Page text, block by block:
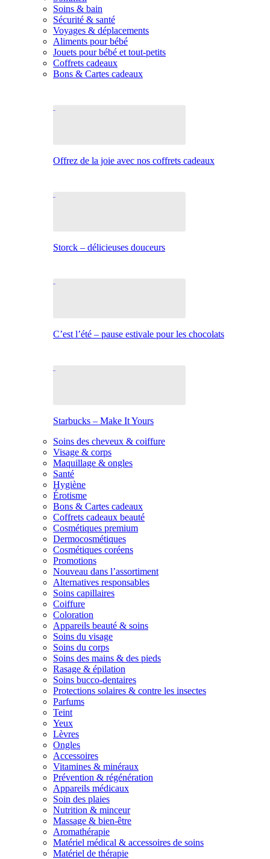
Soins & bain
Sécurité & santé
Voyages & déplacements
Aliments pour bébé
Jouets pour bébé et tout-petits
Coffrets cadeaux
Bons & Cartes cadeaux
Offrez de la joie avec nos coffrets cadeaux
Storck – délicieuses douceurs
C’est l’été – pause estivale pour les chocolats
Starbucks – Make It Yours
Soins des cheveux & coiffure
Visage & corps
Maquillage & ongles
Santé
Hygiène
Érotisme
Bons & Cartes cadeaux
Coffrets cadeaux beauté
Cosmétiques premium
Dermocosmétiques
Cosmétiques coréens
Promotions
Nouveau dans l’assortiment
Alternatives responsables
Soins capillaires
Coiffure
Coloration
Appareils beauté & soins
Soins du visage
Soins du corps
Soins des mains & des pieds
Rasage & épilation
Soins bucco-dentaires
Protections solaires & contre les insectes
Parfums
Teint
Yeux
Lèvres
Ongles
Accessoires
Vitamines & minéraux
Prévention & régénération
Appareils médicaux
Soin des plaies
Nutrition & minceur
Massage & bien-être
Aromathérapie
Matériel médical & accessoires de soins
Matériel de thérapie